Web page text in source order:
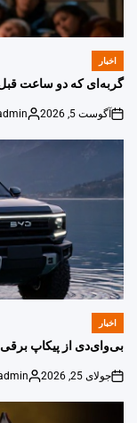
POSTED
IN
اخبار
گربه‌ای که دو ساعت قبل
on
آگوست 5, 2026
Posted
POSTED
اخبار
بی‌وای‌دی از پیکاپ برقی
on
جولای 25, 2026
Posted